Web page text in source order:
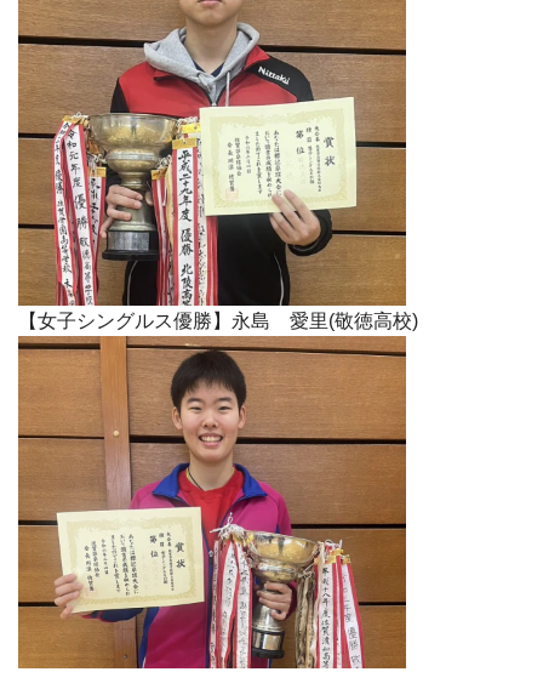
【女子シングルス優勝】永島 愛里(敬徳高校)